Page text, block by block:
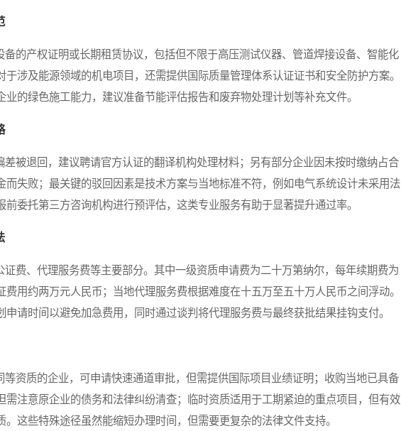
的产权证明或长期租赁协议，包括但不限于高压测试仪器、管道焊接设备、智能化
涉及能源领域的机电项目，还需提供国际质量管理体系认证证书和安全防护方案。
的绿色施工能力，建议准备节能评估报告和废弃物处理计划等补充文件。
被退回，建议聘请官方认证的翻译机构处理材料；另有部分企业因未按时缴纳占合
而失败；最关键的驳回因素是技术方案与当地标准不符，例如电气系统设计未采用法
前委托第三方咨询机构进行预评估，这类专业服务有助于显著提升通过率。
费、代理服务费等主要部分。其中一级资质申请费为二十万第纳尔，每年续期费为
费用约两万元人民币；当地代理服务费根据难度在十五万至五十万人民币之间浮动。
申请时间以避免加急费用，同时通过谈判将代理服务费与最终获批结果挂钩支付。
资质的企业，可申请快速通道审批，但需提供国际项目业绩证明；收购当地已具备
需注意原企业的债务和法律纠纷清查；临时资质适用于工期紧迫的重点项目，但有效
这些特殊途径虽然能缩短办理时间，但需要更复杂的法律文件支持。